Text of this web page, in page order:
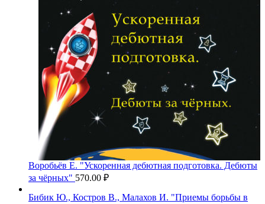
Воробьёв Е. "Ускоренная дебютная подготовка. Дебюты
за чёрных" 570.00 ₽
Бибик Ю., Костров В., Малахов И. "Приемы борьбы в